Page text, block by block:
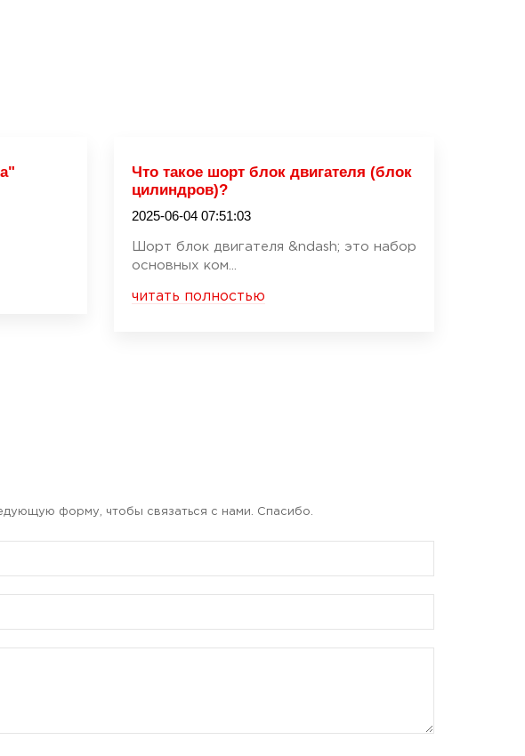
Что такое шорт блок двигателя (блок
цилиндров)?
2025-06-04 07:51:03
Шорт блок двигателя &ndash; это набор
основных ком...
читать полностью
форму, чтобы связаться с нами. Спасибо.